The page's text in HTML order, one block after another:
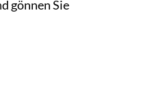
gönnen Sie